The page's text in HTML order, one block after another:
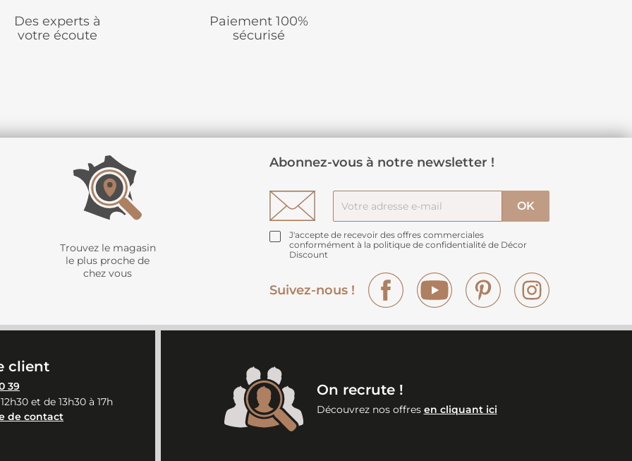
Des experts à
votre écoute
Paiement 100%
sécurisé
Trouvez le magasin
le plus proche de
chez vous
Abonnez-vous à notre newsletter !
J'accepte de recevoir des offres commerciales
conformément à la politique de confidentialité de Décor
Discount
Suivez-nous !
Facebook YouTube Pinterest
client
39
et de 13h30 à 17h
de contact
On recrute !
Découvrez nos offres en cliquant ici